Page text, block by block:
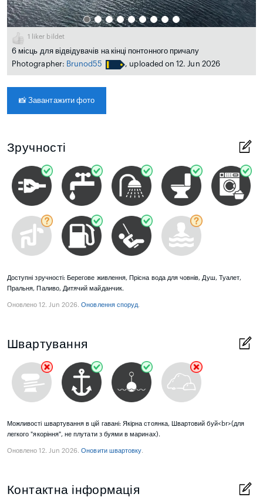
1 liker bildet
6 місць для відвідувачів на кінці понтонного причалу
Photographer: Brunod55 , uploaded on 12. Jun 2026
📸 Завантажити фото
Зручності
Доступні зручності: Берегове живлення, Прісна вода для човнів, Душ, Туалет,
Пральня, Паливо, Дитячий майданчик.
Оновлено 12. Jun 2026.Оновлення споруд.
Швартування
Можливості швартування в цій гавані: Якірна стоянка, Швартовий буй<br>(для
легкого "якоріння", не плутати з буями в маринах).
Оновлено 12. Jun 2026.Оновити швартовку.
Контактна інформація